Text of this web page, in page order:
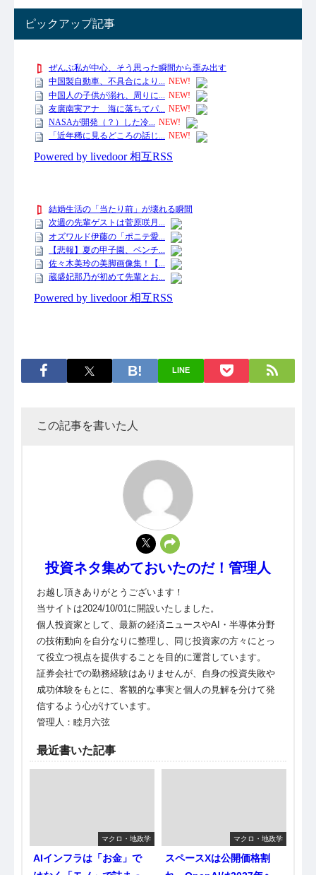
ピックアップ記事
LINE
この記事を書いた人
投資ネタ集めておいたのだ！管理人
お越し頂きありがとうございます！
当サイトは2024/10/01に開設いたしました。
個人投資家として、最新の経済ニュースやAI・半導体分野
の技術動向を自分なりに整理し、同じ投資家の方々にとっ
て役立つ視点を提供することを目的に運営しています。
証券会社での勤務経験はありませんが、自身の投資失敗や
成功体験をもとに、客観的な事実と個人の見解を分けて発
信するよう心がけています。
管理人：睦月六弦
最近書いた記事
マクロ・地政学
AIインフラは「お金」で
マクロ・地政学
スペースXは公開価格割